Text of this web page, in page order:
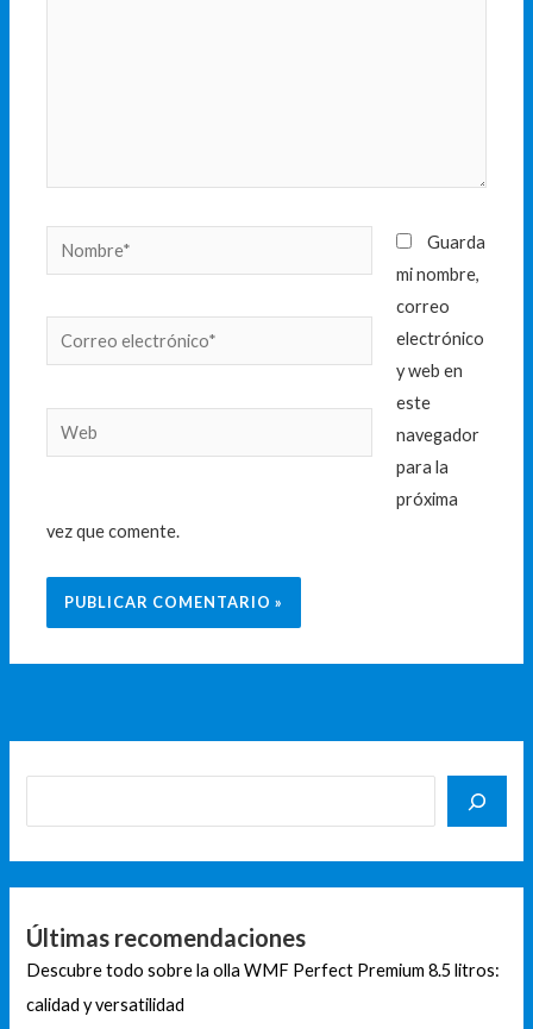
Nombre*
Correo
electrónico*
Web
Guarda
mi nombre,
correo
electrónico
y web en
este
navegador
para la
próxima
vez que comente.
Últimas recomendaciones
Descubre todo sobre la olla WMF Perfect Premium 8.5 litros:
calidad y versatilidad